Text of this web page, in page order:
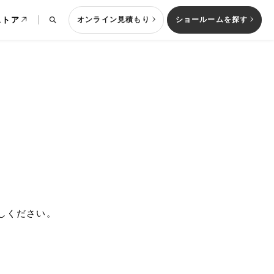
ア オンライン見積もり ショールームを探す
ください。